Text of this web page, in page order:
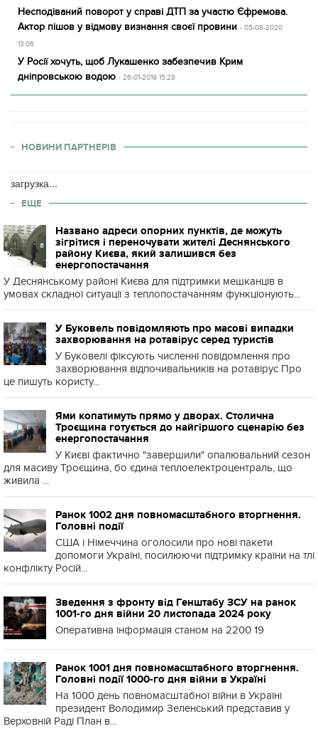
Несподіваний поворот у справі ДТП за участю Єфремова.
Актор пішов у відмову визнання своєї провини - 05-08-2020
13:06
У Росії хочуть, щоб Лукашенко забезпечив Крим
дніпровською водою - 26-01-2019 15:28
НОВИНИ ПАРТНЕРІВ
загрузка...
ЕЩЕ
Названо адреси опорних пунктів, де можуть
зігрітися і переночувати жителі Деснянського
району Києва, який залишився без
енергопостачання
У Деснянському районі Києва для підтримки мешканців в
умовах складної ситуації з теплопостачанням функціонують...
У Буковель повідомляють про масові випадки
захворювання на ротавірус серед туристів
У Буковелі фіксують численні повідомлення про
захворювання відпочивальників на ротавірус Про
це пишуть користу...
Ями копатимуть прямо у дворах. Столична
Троєщина готується до найгіршого сценарію без
енергопостачання
У Києві фактично "завершили" опалювальний сезон
для масиву Троєщина, бо єдина теплоелектроцентраль, що
живила ...
Ранок 1002 дня повномасштабного вторгнення.
Головні події
США і Німеччина оголосили про нові пакети
допомоги Україні, посилюючи підтримку країни на тлі
конфлікту Росій...
Зведення з фронту від Генштабу ЗСУ на ранок
1001-го дня війни 20 листопада 2024 року
Оперативна інформація станом на 2200 19
Ранок 1001 дня повномасштабного вторгнення.
Головні події 1000-го дня війни в Україні
На 1000 день повномасштабної війни в Україні
президент Володимир Зеленський представив у
Верховній Раді План в...